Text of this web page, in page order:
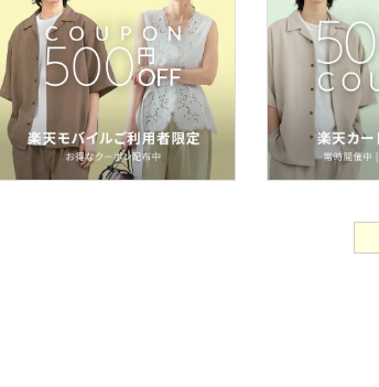
ヘアケア
フレグランス
メイク道具・美容器具
コフレ・キット・セット